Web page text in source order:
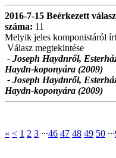
2016-7-15 Beérkezett
száma: 11
Melyik jeles komponistáról
Válasz megtekintése
- Joseph Haydnről,
Haydn-koponyára (2009)
- Joseph Haydnről,
Haydn-koponyára (2009)
« < 1 2 3 ∙∙∙46 47 48 49 50 ∙∙∙